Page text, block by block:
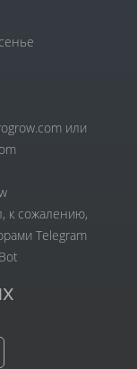
или
к сожалению,
Telegram